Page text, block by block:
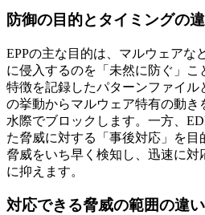
防御の目的とタイミングの
EPPの主な目的は、マルウェアな
に侵入するのを「未然に防ぐ」
特徴を記録したパターンファイル
の挙動からマルウェア特有の動き
水際でブロックします。一方、
た脅威に対する「事後対応」を目
脅威をいち早く検知し、迅速に
に抑えます。
対応できる脅威の範囲の違い